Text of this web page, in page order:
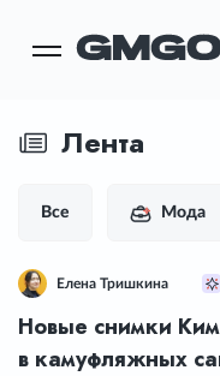
Лента
Все Мода
Елена Тришкина
Новые снимки
в камуфляжных